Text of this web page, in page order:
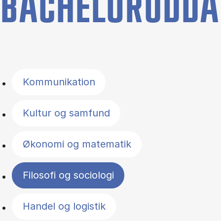
Kommunikation
Kultur og samfund
Økonomi og matematik
Filosofi og sociologi
Handel og logistik